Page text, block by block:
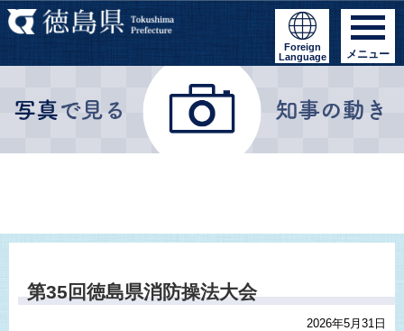
Foreign
Language
メニュー
第35回徳島県消防操法大会
2026年5月31日